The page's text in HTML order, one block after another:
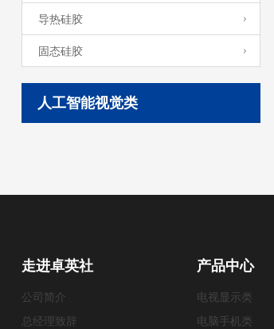
导热硅胶
固态硅胶
人工智能视觉类
走进卓英社
公司简介
总经理致辞
产品中心
电视显示类
电脑手机类